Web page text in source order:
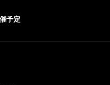
予定